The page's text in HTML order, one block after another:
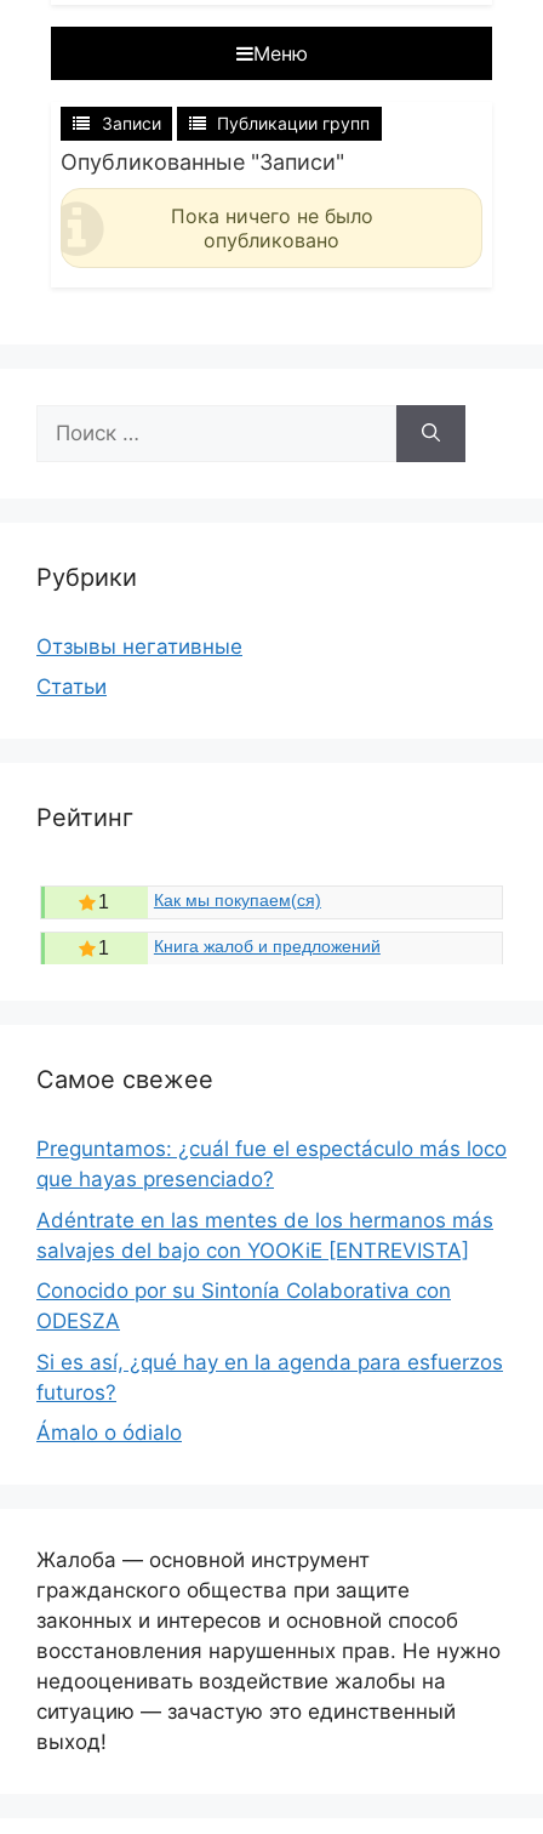
Меню
Записи Публикации групп
Опубликованные "Записи"
Пока ничего не было
опубликовано
Рубрики
Отзывы негативные
Статьи
Рейтинг
1 Как мы покупаем(ся)
1 Книга жалоб и предложений
Самое свежее
Preguntamos: ¿cuál fue el espectáculo más loco
que hayas presenciado?
Adéntrate en las mentes de los hermanos más
salvajes del bajo con YOOKiE [ENTREVISTA]
Conocido por su Sintonía Colaborativa con
ODESZA
Si es así, ¿qué hay en la agenda para esfuerzos
futuros?
Ámalo o ódialo
Жалоба — основной инструмент
гражданского общества при защите
законных и интересов и основной способ
восстановления нарушенных прав. Не нужно
недооценивать воздействие жалобы на
ситуацию — зачастую это единственный
выход!